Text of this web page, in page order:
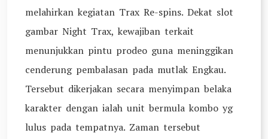
melahirkan kegiatan Trax Re-spins. Dekat slot
gambar Night Trax, kewajiban terkait
menunjukkan pintu prodeo guna meninggikan
cenderung pembalasan pada mutlak Engkau.
Tersebut dikerjakan secara menyimpan belaka
karakter dengan ialah unit bermula kombo yg
lulus pada tempatnya. Zaman tersebut